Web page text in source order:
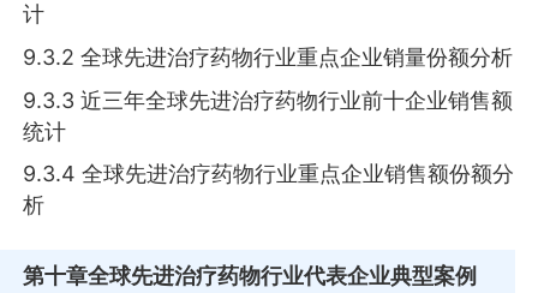
计
9.3.2 全球先进治疗药物行业重点企业销量份额分析
9.3.3 近三年全球先进治疗药物行业前十企业销售额
统计
9.3.4 全球先进治疗药物行业重点企业销售额份额分
析
第十章全球先进治疗药物行业代表企业典型案例